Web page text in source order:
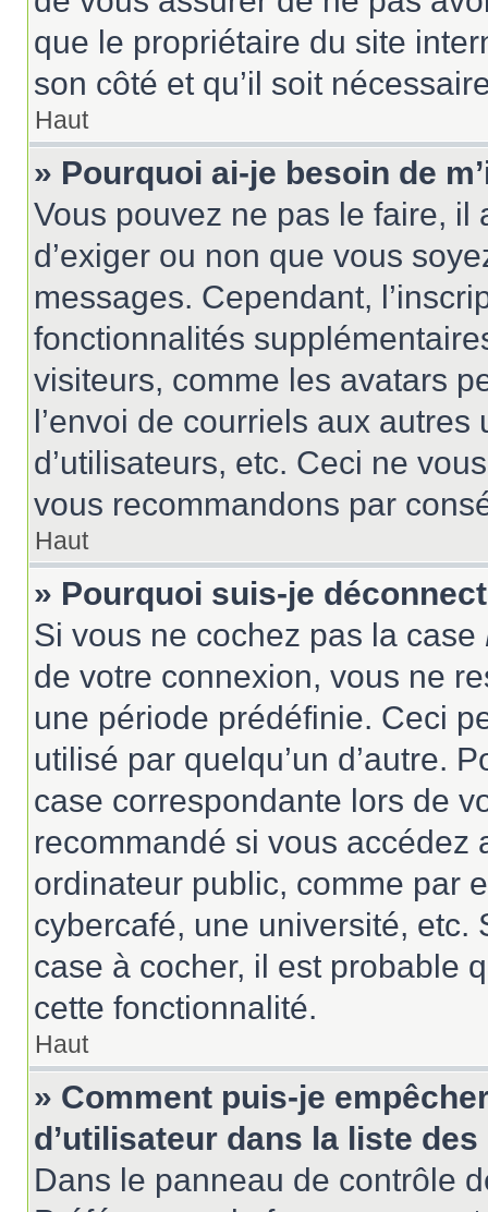
que le propriétaire du site
son côté et qu’il soit
Haut
» Pourquoi ai-je besoin de
Vous pouvez ne pas le faire, il
d’exiger ou non que vous
messages. Cependant,
fonctionnalités
visiteurs, comme les avatars
l’envoi de courriels aux
d’utilisateurs, etc. Ceci ne
vous recommandons par
Haut
» Pourquoi suis-je
Si vous ne cochez pas la case
de votre connexion, vous ne
une période prédéfinie. Ceci
utilisé par quelqu’un d’autre.
case correspondante lors de
recommandé si vous accédez
ordinateur public, comme par
cybercafé, une université, etc.
case à cocher, il est probable
cette fonctionnalité.
Haut
» Comment puis-je
d’utilisateur dans la liste
Dans le panneau de contrôle